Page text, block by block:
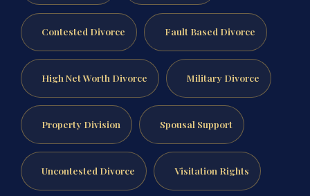
Contested Divorce Fault Based Divorce
High Net Worth Divorce Military Divorce
Property Division Spousal Support
Uncontested Divorce Visitation Rights